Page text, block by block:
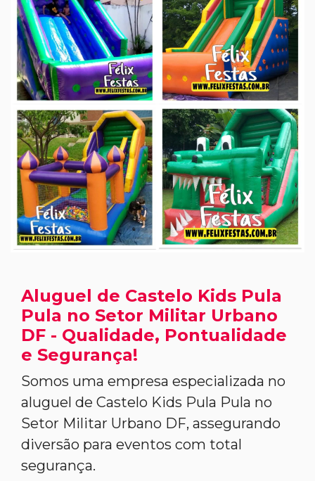
Aluguel de Castelo Kids Pula
Pula no Setor Militar Urbano
DF - Qualidade, Pontualidade
e Segurança!
Somos uma empresa especializada no
aluguel de Castelo Kids Pula Pula no
Setor Militar Urbano DF, assegurando
diversão para eventos com total
segurança.